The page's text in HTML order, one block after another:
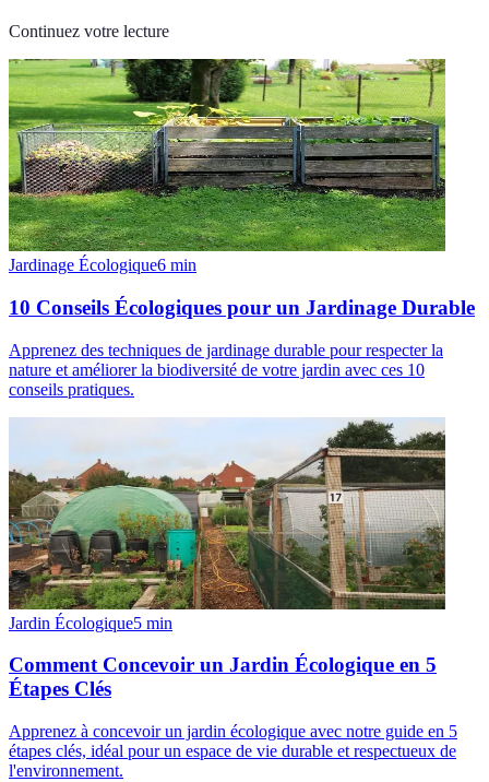
Continuez votre lecture
Jardinage Écologique6 min
10 Conseils Écologiques pour un Jardinage Durable
Apprenez des techniques de jardinage durable pour respecter la
nature et améliorer la biodiversité de votre jardin avec ces 10
conseils pratiques.
Jardin Écologique5 min
Comment Concevoir un Jardin Écologique en 5
Étapes Clés
Apprenez à concevoir un jardin écologique avec notre guide en 5
étapes clés, idéal pour un espace de vie durable et respectueux de
l'environnement.